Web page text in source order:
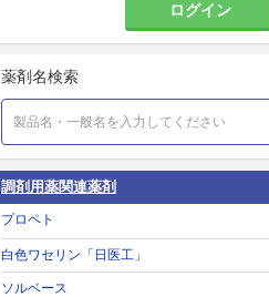
ログイン
薬剤名検索
調剤用薬関連薬剤
プロペト
白色ワセリン「日医工」
ソルベース